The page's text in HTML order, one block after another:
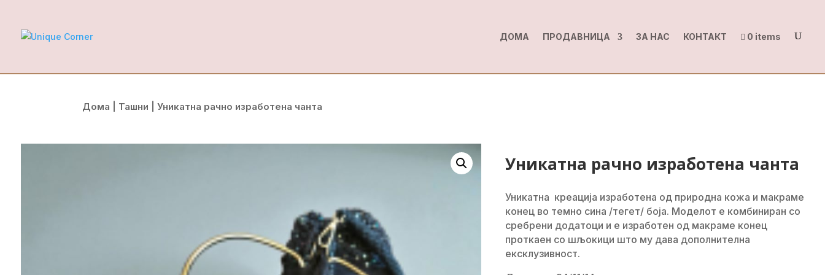
ДОМА ПРОДАВНИЦА ЗА НАС КОНТАКТ 0 items
Дома Ташни | Уникатна рачно изработена чанта
Уникатна рачно изработена чанта
Уникатна креација изработена од природна кожа и макраме
конец во темно сина /тегет/ боја. Моделот е комбиниран со
сребрени додатоци и е изработен од макраме конец
проткаен со шљокици што му дава дополнителна
ексклузивност.